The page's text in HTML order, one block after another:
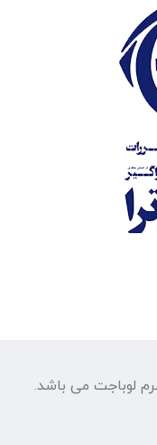
لوباجت می باشد.